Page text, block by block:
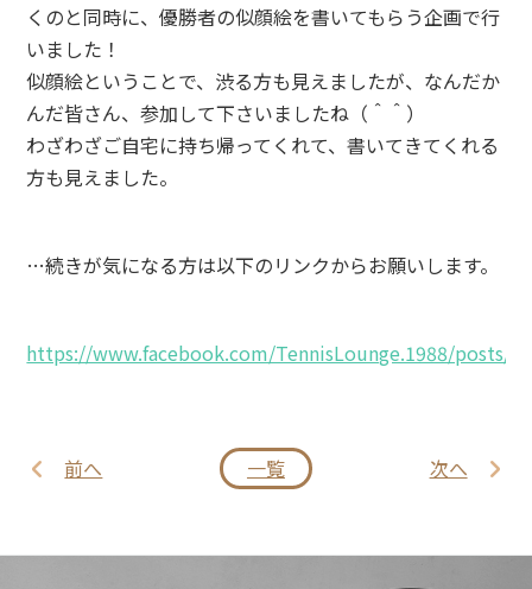
くのと同時に、優勝者の似顔絵を書いてもらう企画で行
いました！
似顔絵ということで、渋る方も見えましたが、なんだか
んだ皆さん、参加して下さいましたね（＾＾）
わざわざご自宅に持ち帰ってくれて、書いてきてくれる
方も見えました。
…続きが気になる方は以下のリンクからお願いします。
https://www.facebook.com/TennisLounge.1988/posts/
前へ 一覧 次へ